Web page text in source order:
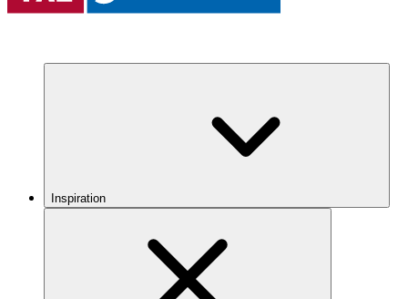
Inspiration